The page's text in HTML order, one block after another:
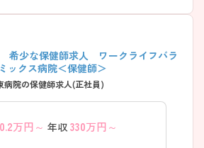
希少な保健師求人 ワークライフバラ
クス病院＜保健師＞
病院の保健師求人(正社員)
万円～ 年収 330万円～